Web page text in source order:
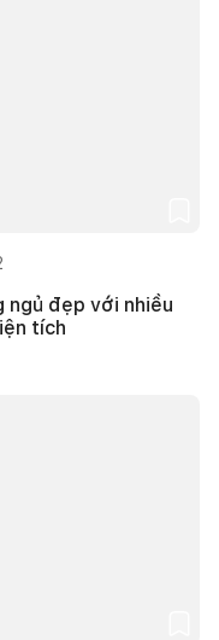
ngủ đẹp với nhiều
tích